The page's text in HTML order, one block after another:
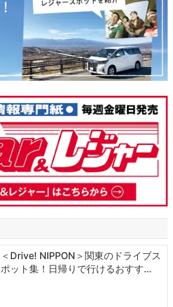
＜Drive! NIPPON＞関東のドライブス
ポット集！日帰りで行けるおすす…